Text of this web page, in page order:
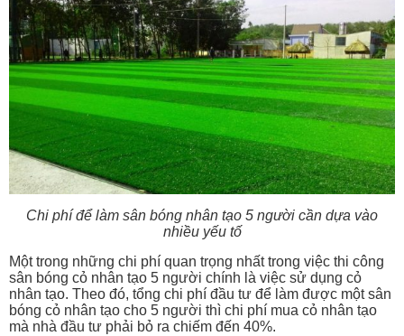
Chi phí để làm sân bóng nhân tạo 5 người cần dựa vào
nhiều yếu tố
Một trong những chi phí quan trọng nhất trong việc thi công
sân bóng cỏ nhân tạo 5 người chính là việc sử dụng cỏ
nhân tạo. Theo đó, tổng chi phí đầu tư để làm được một sân
bóng cỏ nhân tạo cho 5 người thì chi phí mua cỏ nhân tạo
mà nhà đầu tư phải bỏ ra chiếm đến 40%.